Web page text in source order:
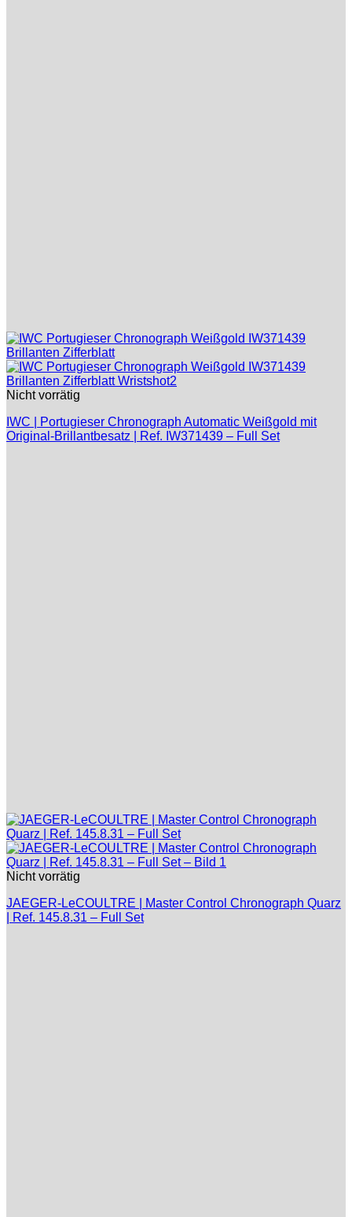
Nicht vorrätig
IWC | Portugieser Chronograph Automatic Weißgold mit
Original-Brillantbesatz | Ref. IW371439 – Full Set
Nicht vorrätig
JAEGER-LeCOULTRE | Master Control Chronograph Quarz
| Ref. 145.8.31 – Full Set